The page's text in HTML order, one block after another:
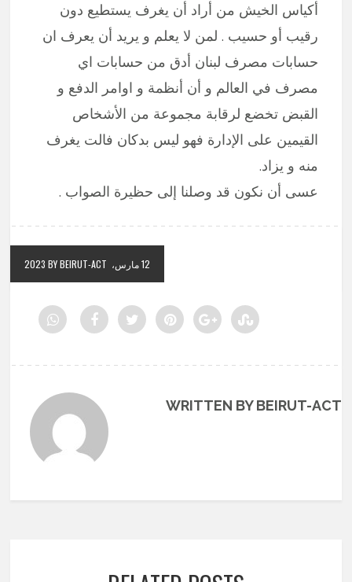
أكياس الخيش من أراد أن يغرف يستطيع دون
رقيب أو حسيب . لمن لا يعلم و يريد أن يعرف ان
حسابات مصرف لبنان أدق من حسابات اي
مصرف في العالم و أن أنظمة و اوامر الدفع و
القبض تخضع لرقابة مجموعة من الأشخاص
القيمين على الإدارة فهو ليس بدكان فالت يغرف
منه و يزاد.
عسى أن نكون قد وصلنا إلى حظيرة الصواب .
12 مارس، 2023 BY BEIRUT-ACT
WRITTEN BY BEIRUT-ACT